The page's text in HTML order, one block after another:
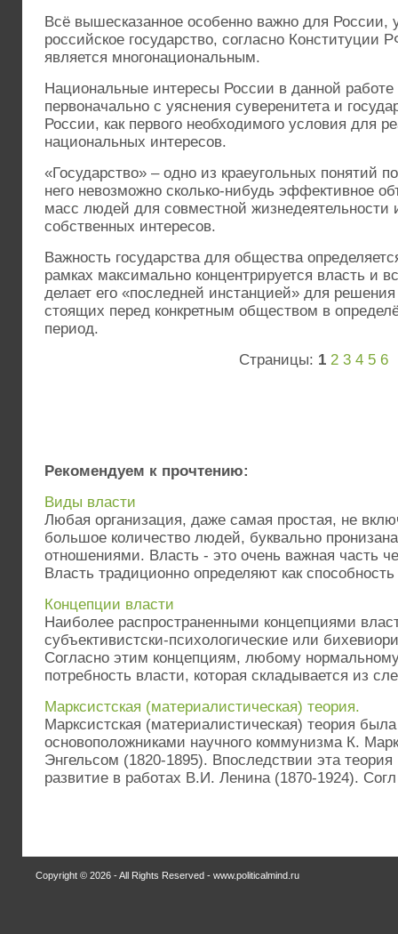
Всё вышесказанное особенно важно для России,
российское государство, согласно Конституции
является многонациональным.
Национальные интересы России в данной работе
первоначально с уяснения суверенитета и
России, как первого необходимого условия для
национальных интересов.
«Государство» – одно из краеугольных понятий
него невозможно сколько-нибудь эффективное
масс людей для совместной жизнедеятельности
собственных интересов.
Важность государства для общества
рамках максимально концентрируется власть и
делает его «последней инстанцией» для решения
стоящих перед конкретным обществом в
период.
Страницы: 1 2 3 4 5 6
Рекомендуем к прочтению:
Виды власти
Любая организация, даже самая простая, не
большое количество людей, буквально
отношениями. Власть - это очень важная часть
Власть традиционно определяют как
Концепции власти
Наиболее распространенными концепциями
субъективистски-психологические или
Согласно этим концепциям, любому
потребность власти, которая складывается из
Марксистская (материалистическая) теория.
Марксистская (материалистическая) теория
основоположниками научного коммунизма К.
Энгельсом (1820-1895). Впоследствии эта
развитие в работах В.И. Ленина (1870-1924).
Copyright © 2026 - All Rights Reserved - www.politicalmind.ru